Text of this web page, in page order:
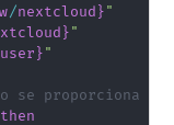
/nextcloud}"
"
"
se proporciona
then